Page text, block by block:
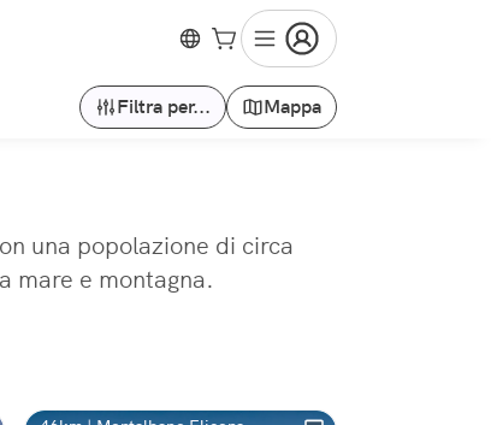
Filtra per... Mappa
una popolazione di circa
mare e montagna.